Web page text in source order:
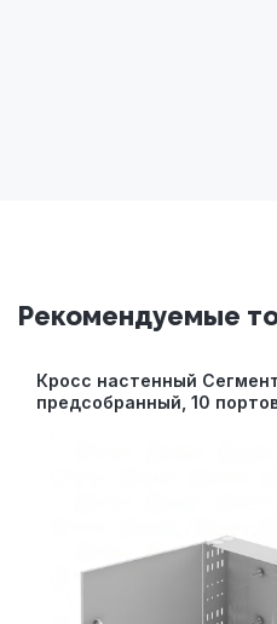
Рекомендуемые
Кросс настенный
предсобранный, 10